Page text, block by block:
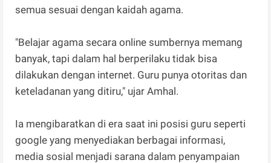
semua sesuai dengan kaidah agama.
"Belajar agama secara online sumbernya memang
banyak, tapi dalam hal berperilaku tidak bisa
dilakukan dengan internet. Guru punya otoritas dan
keteladanan yang ditiru," ujar Amhal.
Ia mengibaratkan di era saat ini posisi guru seperti
google yang menyediakan berbagai informasi,
media sosial menjadi sarana dalam penyampaian